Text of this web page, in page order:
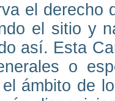
el derecho
el sitio y
así. Esta
o
ámbito de